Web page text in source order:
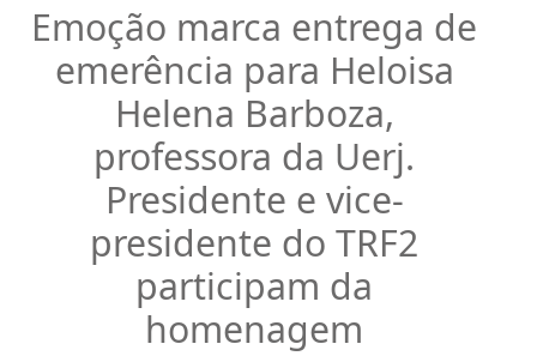
Emoção marca entrega de
emerência para Heloisa
Helena Barboza,
professora da Uerj.
Presidente e vice-
presidente do TRF2
participam da
homenagem